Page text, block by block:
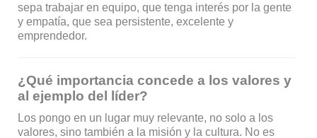
sepa trabajar en equipo, que tenga interés por la gente
y empatía, que sea persistente, excelente y
emprendedor.
¿Qué importancia concede a los valores y
al ejemplo del líder?
Los pongo en un lugar muy relevante, no solo a los
valores, sino también a la misión y la cultura. No es